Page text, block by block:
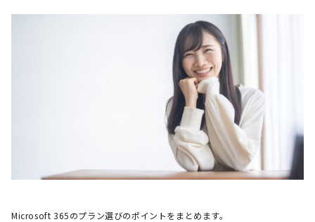
Microsoft 365のプラン選びのポイントをまとめます。